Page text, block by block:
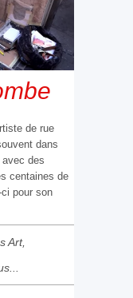
de rue
dans
des
centaines de
pour son
Art,